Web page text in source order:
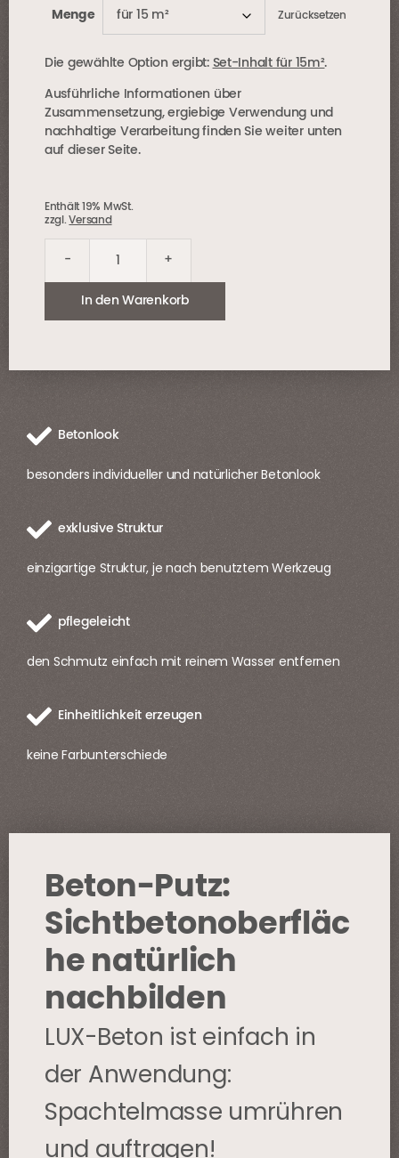
Menge Zurücksetzen
Die gewählte Option ergibt: Set-Inhalt für 15m².
Ausführliche Informationen über
Zusammensetzung, ergiebige Verwendung und
nachhaltige Verarbeitung finden Sie weiter unten
auf dieser Seite.
Enthält 19% MwSt.
zzgl.Versand
-
Menge
+
In den Warenkorb
Betonlook
besonders individueller und natürlicher Betonlook
exklusive Struktur
einzigartige Struktur, je nach benutztem Werkzeug
pflegeleicht
den Schmutz einfach mit reinem Wasser entfernen
Einheitlichkeit erzeugen
keine Farbunterschiede
Beton-Putz:
Sichtbetonoberfläc
he natürlich
nachbilden
LUX-Beton ist einfach in
der Anwendung:
Spachtelmasse umrühren
und auftragen!